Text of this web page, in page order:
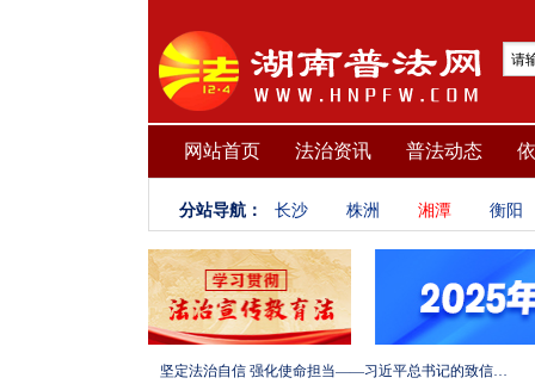
网站首页 法治资讯 普法动态
分站导航： 长沙 株洲 湘潭 衡阳
坚定法治自信 强化使命担当——习近平总书记的致信激励法学法律工作者投身全面依法治国伟大实践